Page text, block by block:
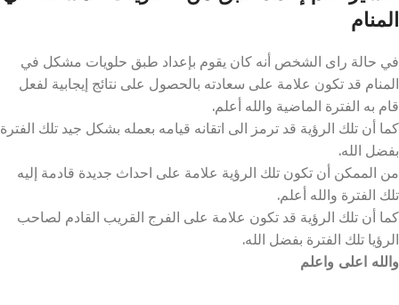
المنام
في حالة راى الشخص أنه كان يقوم بإعداد طبق حلويات مشكل في
المنام قد تكون علامة على سعادته بالحصول على نتائج إيجابية لفعل
قام به الفترة الماضية والله أعلم.
كما أن تلك الرؤية قد ترمز الى اتقانه قيامه بعمله بشكل جيد تلك الفترة
بفضل الله.
من الممكن أن تكون تلك الرؤية علامة على احداث جديدة قادمة إليه
تلك الفترة والله أعلم.
كما أن تلك الرؤية قد تكون علامة على الفرج القريب القادم لصاحب
الرؤيا تلك الفترة بفضل الله.
والله اعلى واعلم